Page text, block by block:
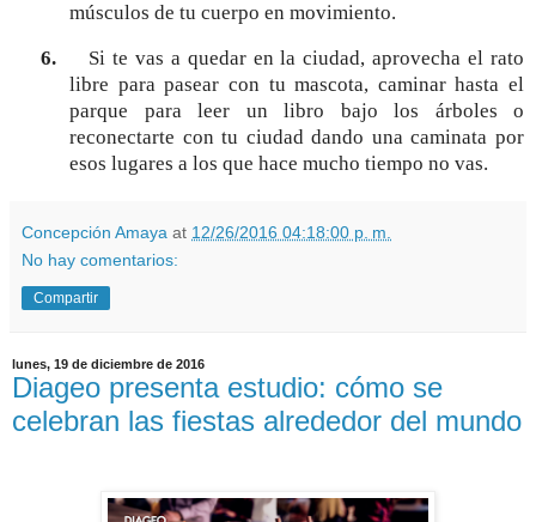
músculos de tu cuerpo en movimiento.
6.
Si te vas a quedar en la ciudad, aprovecha el rato
libre para pasear con tu mascota, caminar hasta el
parque para leer un libro bajo los árboles o
reconectarte con tu ciudad dando una caminata por
esos lugares a los que hace mucho tiempo no vas.
Concepción Amaya at 12/26/2016 04:18:00 p. m.
No hay comentarios:
Compartir
lunes, 19 de diciembre de 2016
Diageo presenta estudio: cómo se
celebran las fiestas alrededor del mundo